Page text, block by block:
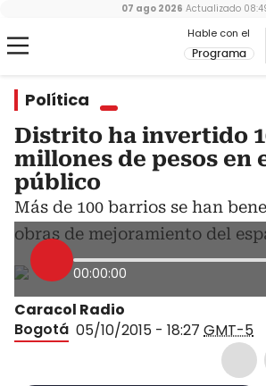
Hable con el
Programa
07 ago 2026 Actualizado
Política
Distrito ha invertido
millones de pesos en
público
Más de 100 barrios se han
obras de mejoramiento del
00:00:00
Caracol Radio
Bogotá 05/10/2015 - 18:27 GMT-5